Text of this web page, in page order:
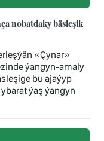
nobatdaky bäsleşik
«Çynar»
ýangyn-amaly
bu ajaýyp
ýaş ýangyn